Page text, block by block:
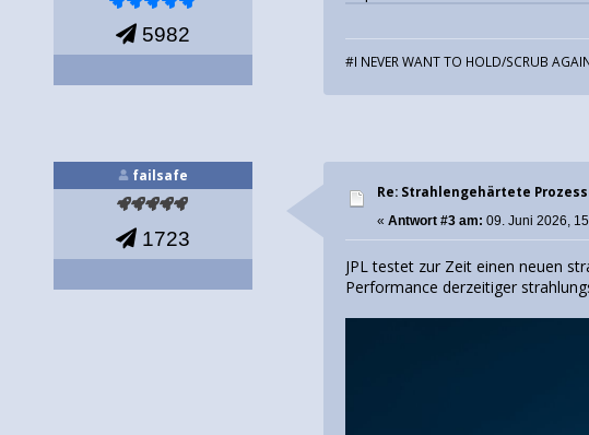
5982
#I NEVER WANT TO HOLD/SCRUB
failsafe
1723
Re: Strahlengehärtete
«Antwort #3 am: 09. Juni 2026,
JPL testet zur Zeit einen neuen
Performance derzeitiger